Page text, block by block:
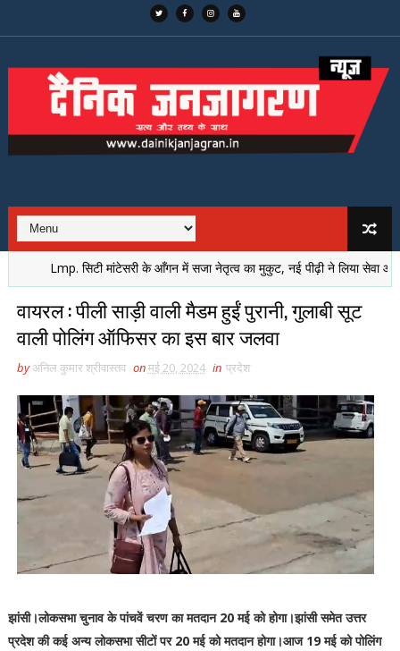
Lmp. सिटी मांटेसरी के आँगन में सजा नेतृत्व का मुकुट, नई पीढ़ी ने लिया सेवा और
वायरल : पीली साड़ी वाली मैडम हुईं पुरानी, गुलाबी सूट
वाली पोलिंग ऑफिसर का इस बार जलवा
byअनिल कुमार श्रीवास्तव onमई 20, 2024 in प्रदेश
झांसी।लोकसभा चुनाव के पांचवें चरण का मतदान 20 मई को होगा।झांसी समेत उत्तर
प्रदेश की कई अन्य लोकसभा सीटों पर 20 म‌ई को मतदान होगा।आज 19 मई को पोलिंग